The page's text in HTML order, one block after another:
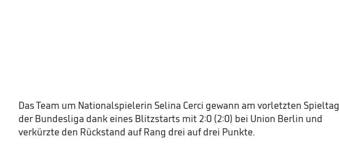
Das Team um Nationalspielerin Selina Cerci gewann am vorletzten Spieltag
der Bundesliga dank eines Blitzstarts mit 2:0 (2:0) bei Union Berlin und
verkürzte den Rückstand auf Rang drei auf drei Punkte.